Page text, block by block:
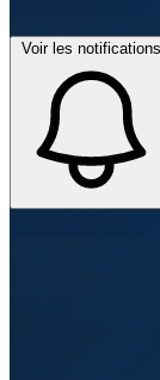
Voir les notifications